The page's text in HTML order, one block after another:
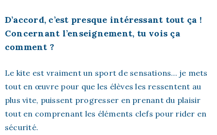
D’accord, c’est presque intéressant tout ça !
Concernant l’enseignement, tu vois ça
comment ?
Le kite est vraiment un sport de sensations… je mets
tout en œuvre pour que les élèves les ressentent au
plus vite, puissent progresser en prenant du plaisir
tout en comprenant les éléments clefs pour rider en
sécurité.